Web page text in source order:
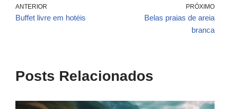
ANTERIOR
Buffet livre em hotéis
PRÓXIMO
Belas praias de areia
branca
Posts Relacionados